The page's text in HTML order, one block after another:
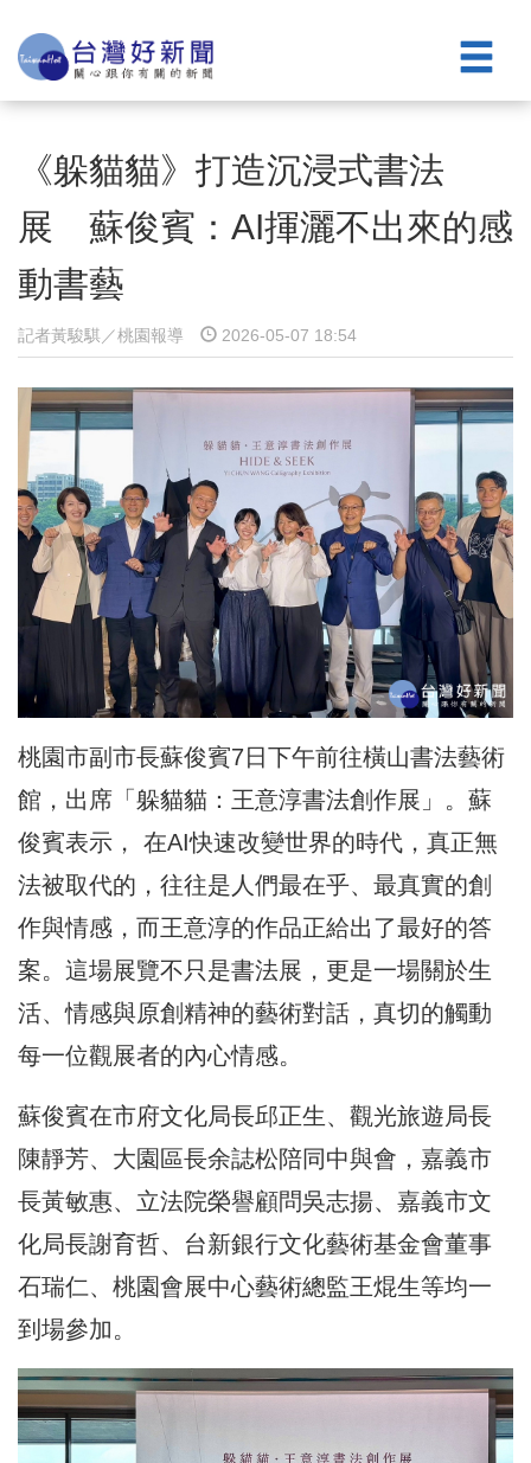
《躲貓貓》打造沉浸式書法
展 蘇俊賓：AI揮灑不出來的感
動書藝
記者黃駿騏／桃園報導 2026-05-07 18:54
桃園市副市長蘇俊賓7日下午前往橫山書法藝術
館，出席「躲貓貓：王意淳書法創作展」。蘇
俊賓表示， 在AI快速改變世界的時代，真正無
法被取代的，往往是人們最在乎、最真實的創
作與情感，而王意淳的作品正給出了最好的答
案。這場展覽不只是書法展，更是一場關於生
活、情感與原創精神的藝術對話，真切的觸動
每一位觀展者的內心情感。
蘇俊賓在市府文化局長邱正生、觀光旅遊局長
陳靜芳、大園區長余誌松陪同中與會，嘉義市
長黃敏惠、立法院榮譽顧問吳志揚、嘉義市文
化局長謝育哲、台新銀行文化藝術基金會董事
石瑞仁、桃園會展中心藝術總監王焜生等均一
到場參加。